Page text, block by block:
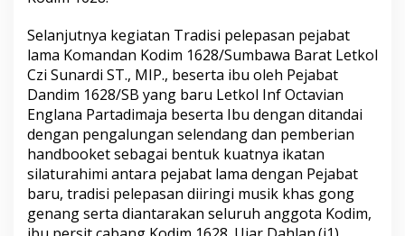
Selanjutnya kegiatan Tradisi pelepasan pejabat
lama Komandan Kodim 1628/Sumbawa Barat Letkol
Czi Sunardi ST., MIP., beserta ibu oleh Pejabat
Dandim 1628/SB yang baru Letkol Inf Octavian
Englana Partadimaja beserta Ibu dengan ditandai
dengan pengalungan selendang dan pemberian
handbooket sebagai bentuk kuatnya ikatan
silaturahimi antara pejabat lama dengan Pejabat
baru, tradisi pelepasan diiringi musik khas gong
genang serta diantarakan seluruh anggota Kodim,